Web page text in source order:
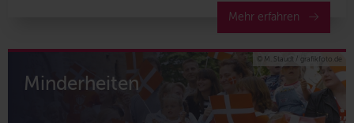
Mehr erfahren
Minderheiten
© M. Staudt / grafikfoto.de